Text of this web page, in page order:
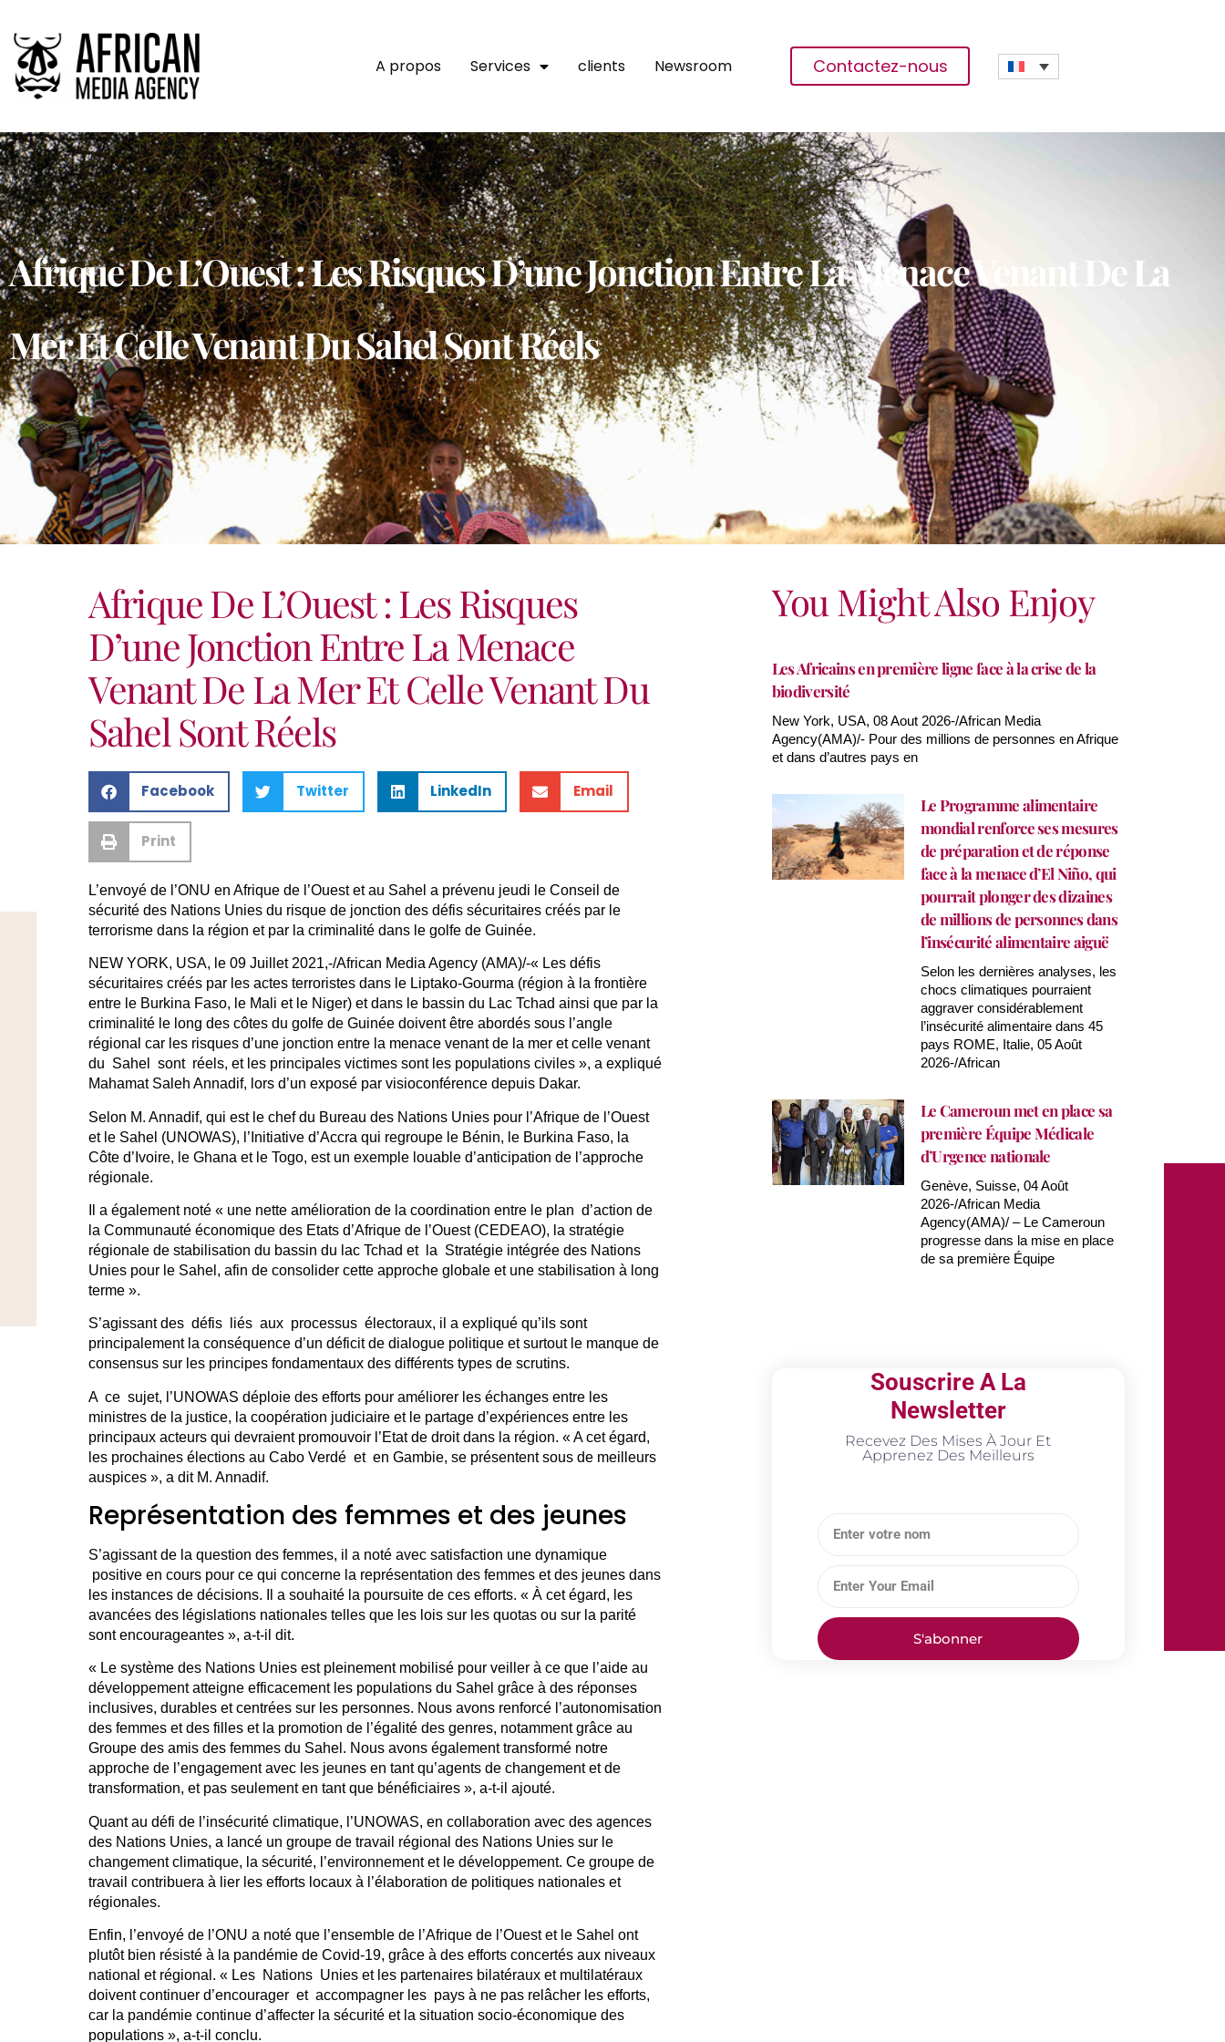
A propos Services clients Newsroom Contactez-nous
Afrique De L’Ouest : Les Risques D’une Jonction Entre La Menace Venant De La
Mer Et Celle Venant Du Sahel Sont Réels
Afrique De L’Ouest : Les Risques
D’une Jonction Entre La Menace
Venant De La Mer Et Celle Venant Du
Sahel Sont Réels
Facebook Twitter LinkedIn Email
Print
L’envoyé de l’ONU en Afrique de l’Ouest et au Sahel a prévenu jeudi le Conseil de
sécurité des Nations Unies du risque de jonction des défis sécuritaires créés par le
terrorisme dans la région et par la criminalité dans le golfe de Guinée.
NEW YORK, USA, le 09 Juillet 2021,-/African Media Agency (AMA)/-« Les défis
sécuritaires créés par les actes terroristes dans le Liptako-Gourma (région à la frontière
entre le Burkina Faso, le Mali et le Niger) et dans le bassin du Lac Tchad ainsi que par la
criminalité le long des côtes du golfe de Guinée doivent être abordés sous l’angle
régional car les risques d’une jonction entre la menace venant de la mer et celle venant
du Sahel sont réels, et les principales victimes sont les populations civiles », a expliqué
Mahamat Saleh Annadif, lors d’un exposé par visioconférence depuis Dakar.
Selon M. Annadif, qui est le chef du Bureau des Nations Unies pour l’Afrique de l’Ouest
et le Sahel (UNOWAS), l’Initiative d’Accra qui regroupe le Bénin, le Burkina Faso, la
Côte d’Ivoire, le Ghana et le Togo, est un exemple louable d’anticipation de l’approche
régionale.
Il a également noté « une nette amélioration de la coordination entre le plan d’action de
la Communauté économique des Etats d’Afrique de l’Ouest (CEDEAO), la stratégie
régionale de stabilisation du bassin du lac Tchad et la Stratégie intégrée des Nations
Unies pour le Sahel, afin de consolider cette approche globale et une stabilisation à long
terme ».
S’agissant des défis liés aux processus électoraux, il a expliqué qu’ils sont
principalement la conséquence d’un déficit de dialogue politique et surtout le manque de
consensus sur les principes fondamentaux des différents types de scrutins.
A ce sujet, l’UNOWAS déploie des efforts pour améliorer les échanges entre les
ministres de la justice, la coopération judiciaire et le partage d’expériences entre les
principaux acteurs qui devraient promouvoir l’Etat de droit dans la région. « A cet égard,
les prochaines élections au Cabo Verdé et en Gambie, se présentent sous de meilleurs
auspices », a dit M. Annadif.
Représentation des femmes et des jeunes
S’agissant de la question des femmes, il a noté avec satisfaction une dynamique
positive en cours pour ce qui concerne la représentation des femmes et des jeunes dans
les instances de décisions. Il a souhaité la poursuite de ces efforts. « À cet égard, les
avancées des législations nationales telles que les lois sur les quotas ou sur la parité
sont encourageantes », a-t-il dit.
« Le système des Nations Unies est pleinement mobilisé pour veiller à ce que l’aide au
développement atteigne efficacement les populations du Sahel grâce à des réponses
inclusives, durables et centrées sur les personnes. Nous avons renforcé l’autonomisation
des femmes et des filles et la promotion de l’égalité des genres, notamment grâce au
Groupe des amis des femmes du Sahel. Nous avons également transformé notre
approche de l’engagement avec les jeunes en tant qu’agents de changement et de
transformation, et pas seulement en tant que bénéficiaires », a-t-il ajouté.
Quant au défi de l’insécurité climatique, l’UNOWAS, en collaboration avec des agences
des Nations Unies, a lancé un groupe de travail régional des Nations Unies sur le
changement climatique, la sécurité, l’environnement et le développement. Ce groupe de
travail contribuera à lier les efforts locaux à l’élaboration de politiques nationales et
régionales.
Enfin, l’envoyé de l’ONU a noté que l’ensemble de l’Afrique de l’Ouest et le Sahel ont
plutôt bien résisté à la pandémie de Covid-19, grâce à des efforts concertés aux niveaux
national et régional. « Les Nations Unies et les partenaires bilatéraux et multilatéraux
doivent continuer d’encourager et accompagner les pays à ne pas relâcher les efforts,
car la pandémie continue d’affecter la sécurité et la situation socio-économique des
populations », a-t-il conclu.
You Might Also Enjoy
Les Africains en première ligne face à la crise de la
biodiversité
New York, USA, 08 Aout 2026-/African Media
Agency(AMA)/- Pour des millions de personnes en Afrique
et dans d’autres pays en
Le Programme alimentaire
mondial renforce ses mesures
de préparation et de réponse
face à la menace d’El Niño, qui
pourrait plonger des dizaines
de millions de personnes dans
l’insécurité alimentaire aiguë
Selon les dernières analyses, les
chocs climatiques pourraient
aggraver considérablement
l’insécurité alimentaire dans 45
pays ROME, Italie, 05 Août
2026-/African
Le Cameroun met en place sa
première Équipe Médicale
d’Urgence nationale
Genève, Suisse, 04 Août
2026-/African Media
Agency(AMA)/ – Le Cameroun
progresse dans la mise en place
de sa première Équipe
Souscrire A La
Newsletter
Recevez Des Mises À Jour Et
Apprenez Des Meilleurs
S'abonner